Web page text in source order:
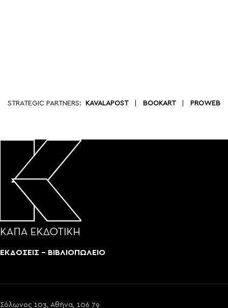
STRATEGIC PARTNERS: KAVALAPOST| BOOKART| PROWEB
ΕΚΔΟΣΕΙΣ - ΒΙΒΛΙΟΠΩΛΕΙΟ
Σόλωνος 103, Αθήνα, 106 79